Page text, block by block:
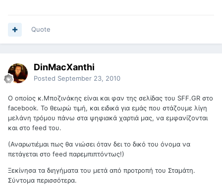
Quote
DinMacXanthi
Posted September 23, 2010
Ο οποίος κ.Μποζινάκης είναι και φαν της σελίδας του SFF.GR στο
facebook. Το θεωρώ τιμή, και ειδικά για εμάς που στάζουμε λίγη
μελάνη τρόμου πάνω στα ψηφιακά χαρτιά μας, να εμφανίζονται
και στο feed του.
(Αναρωτιέμαι πως θα νιώσει όταν δει το δικό του όνομα να
πετάγεται στο feed παρεμπιπτόντως!)
Ξεκίνησα τα διηγήματα του μετά από προτροπή του Σταμάτη.
Σύντομα περισσότερα.